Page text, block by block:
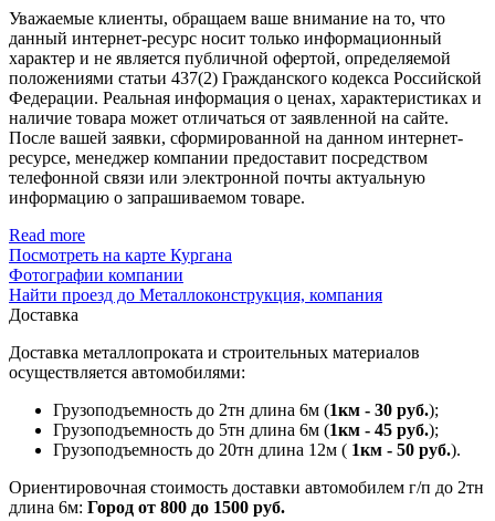
Уважаемые клиенты, обращаем ваше внимание на то, что
данный интернет-ресурс носит только информационный
характер и не является публичной офертой, определяемой
положениями статьи 437(2) Гражданского кодекса Российской
Федерации. Реальная информация о ценах, характеристиках и
наличие товара может отличаться от заявленной на сайте.
После вашей заявки, сформированной на данном интернет-
ресурсе, менеджер компании предоставит посредством
телефонной связи или электронной почты актуальную
информацию о запрашиваемом товаре.
Read more
Посмотреть на карте Кургана
Фотографии компании
Найти проезд до Металлоконструкция, компания
Доставка
Доставка металлопроката и строительных материалов
осуществляется автомобилями:
Грузоподъемность до 2тн длина 6м (1км - 30 руб.);
Грузоподъемность до 5тн длина 6м (1км - 45 руб.);
Грузоподъемность до 20тн длина 12м ( 1км - 50 руб.).
Ориентировочная стоимость доставки автомобилем г/п до 2тн
длина 6м: Город от 800 до 1500 руб.